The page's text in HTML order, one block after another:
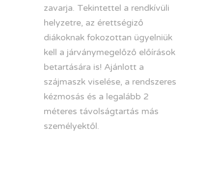
zavarja. Tekintettel a rendkívüli
helyzetre, az érettségiző
diákoknak fokozottan ügyelniük
kell a járványmegelőző előírások
betartására is! Ajánlott a
szájmaszk viselése, a rendszeres
kézmosás és a legalább 2
méteres távolságtartás más
személyektől.